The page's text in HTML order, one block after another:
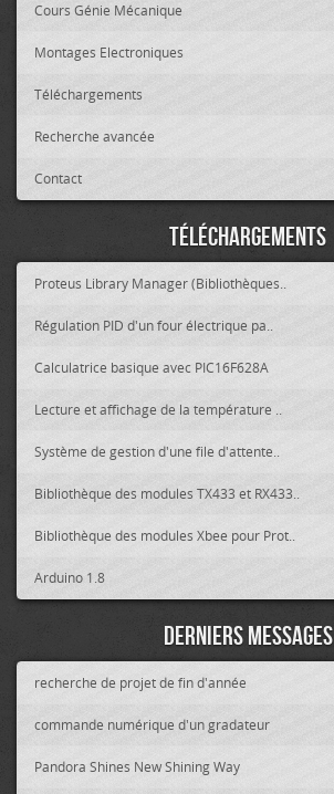
Cours Génie Mécanique
Montages Electroniques
Téléchargements
Recherche avancée
Contact
Téléchargements
Proteus Library Manager (Bibliothèques..
Régulation PID d'un four électrique pa..
Calculatrice basique avec PIC16F628A
Lecture et affichage de la température ..
Système de gestion d'une file d'attente..
Bibliothèque des modules TX433 et RX433..
Bibliothèque des modules Xbee pour Prot..
Arduino 1.8
Derniers messages
recherche de projet de fin d'année
commande numérique d'un gradateur
Pandora Shines New Shining Way